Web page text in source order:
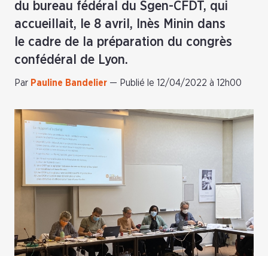
du bureau fédéral du Sgen-CFDT, qui
accueillait, le 8 avril, Inès Minin dans
le cadre de la préparation du congrès
confédéral de Lyon.
Par Pauline Bandelier — Publié le 12/04/2022 à 12h00